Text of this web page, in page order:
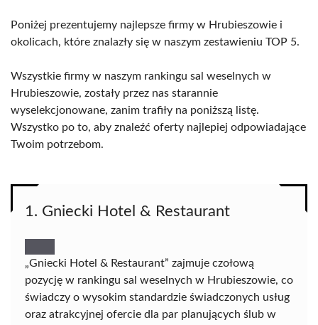
Poniżej prezentujemy najlepsze firmy w Hrubieszowie i
okolicach, które znalazły się w naszym zestawieniu TOP 5.
Wszystkie firmy w naszym rankingu sal weselnych w
Hrubieszowie, zostały przez nas starannie
wyselekcjonowane, zanim trafiły na poniższą listę.
Wszystko po to, aby znaleźć oferty najlepiej odpowiadające
Twoim potrzebom.
1. Gniecki Hotel & Restaurant
„Gniecki Hotel & Restaurant” zajmuje czołową
pozycję w rankingu sal weselnych w Hrubieszowie, co
świadczy o wysokim standardzie świadczonych usług
oraz atrakcyjnej ofercie dla par planujących ślub w